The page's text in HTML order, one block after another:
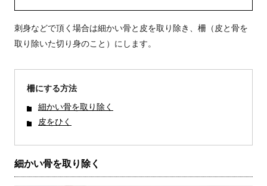
刺身などで頂く場合は細かい骨と皮を取り除き、柵（皮と骨を
取り除いた切り身のこと）にします。
柵にする方法
細かい骨を取り除く
皮をひく
細かい骨を取り除く